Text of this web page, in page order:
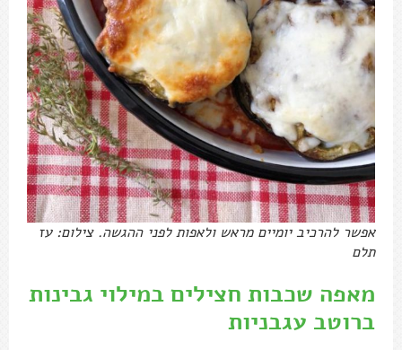
אפשר להרכיב יומיים מראש ולאפות לפני ההגשה. צילום: עז
תלם
מאפה שכבות חצילים במילוי גבינות
ברוטב עגבניות